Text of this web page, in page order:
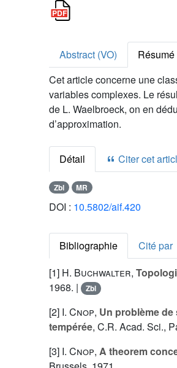
Abstract (VO)
Résumé
Cet article concerne une
variables complexes. Le
de L. Waelbroeck, on en
d’approximation.
Détail Citer cet
Zbl MR
DOI : 10.5802/aif.420
Bibliographie
Cité par
[1] H. Buchwalter,
1968. |
Zbl
[2] I. Cnop, Un problème
tempérée, C.R. Acad. Sci.,
[3] I. Cnop, A theorem